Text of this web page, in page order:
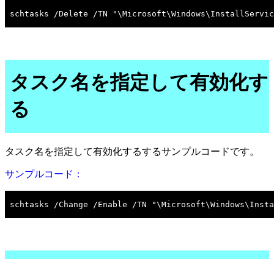
タスク名を指定して有効化す
る
タスク名を指定して有効化するするサンプルコードです。
サンプルコード：